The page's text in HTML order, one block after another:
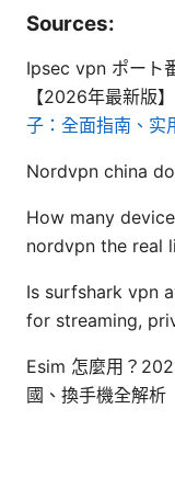
Sources:
Ipsec vpn ポート
【2026年最新版
子：全面指南、实
Nordvpn china
How many
nordvpn the real
Is surfshark vpn
for streaming,
Esim 怎麼用？
國、換手機全解析